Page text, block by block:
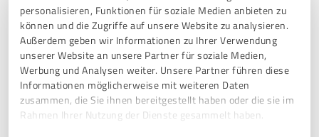
personalisieren, Funktionen für soziale Medien anbieten zu
können und die Zugriffe auf unsere Website zu analysieren.
Außerdem geben wir Informationen zu Ihrer Verwendung
unserer Website an unsere Partner für soziale Medien,
Werbung und Analysen weiter. Unsere Partner führen diese
Informationen möglicherweise mit weiteren Daten
zusammen, die Sie ihnen bereitgestellt haben oder die sie im
Rahmen Ihrer Nutzung der Dienste gesammelt haben.
5,00 von 5
SEHR GUT Empfehlung
Ich bin so dankbar, dass ich auf Sandra und ihre wertvolle